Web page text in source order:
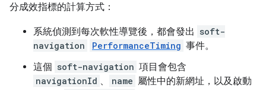
分成效指標的計算方式：
系統偵測到每次軟性導覽後，都會發出 soft-
navigation
PerformanceTiming 事件。
這個 soft-navigation 項目會包含
navigationId 、 name 屬性中的新網址，以及啟動